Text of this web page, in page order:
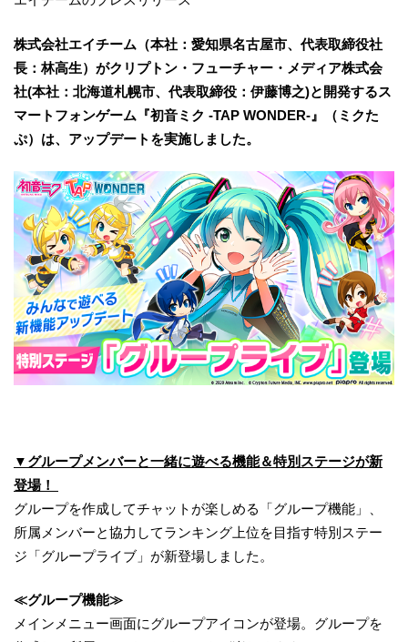
株式会社エイチーム（本社：愛知県名古屋市、代表取締役社
長：林高生）がクリプトン・フューチャー・メディア株式会
社(本社：北海道札幌市、代表取締役：伊藤博之)と開発するス
マートフォンゲーム『初音ミク -TAP WONDER-』（ミクた
ぷ）は、アップデートを実施しました。
▼グループメンバーと一緒に遊べる機能＆特別ステージが新
登場！
グループを作成してチャットが楽しめる「グループ機能」、
所属メンバーと協力してランキング上位を目指す特別ステー
ジ「グループライブ」が新登場しました。
≪グループ機能≫
メインメニュー画面にグループアイコンが登場。グループを